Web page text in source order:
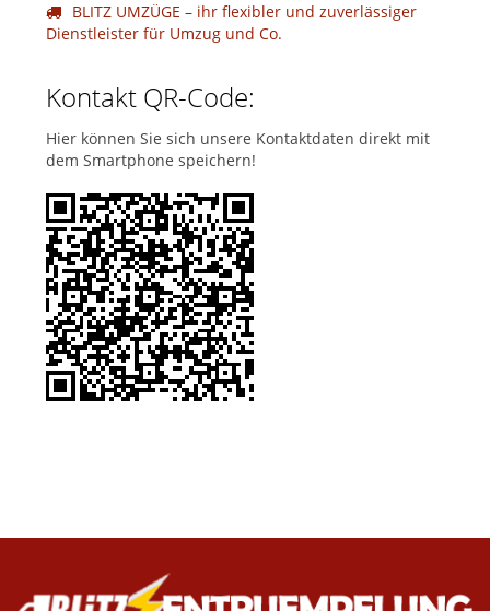
BLITZ UMZÜGE – ihr flexibler und zuverlässiger
Dienstleister für Umzug und Co.
Kontakt QR-Code:
Hier können Sie sich unsere Kontaktdaten direkt mit
dem Smartphone speichern!